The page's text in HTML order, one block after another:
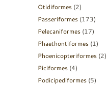
Otidiformes (2)
Passeriformes (173)
Pelecaniformes (17)
Phaethontiformes (1)
Phoenicopteriformes (2)
Piciformes (4)
Podicipediformes (5)